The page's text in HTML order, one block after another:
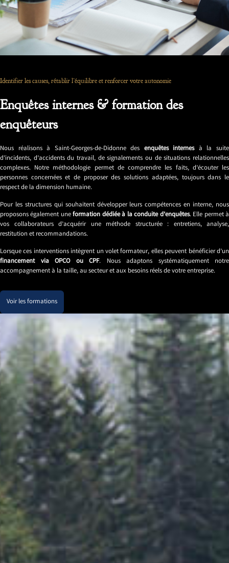
Identifier les causes, rétablir l’équilibre et renforcer votre autonomie
Enquêtes internes & formation des
enquêteurs
Nous réalisons à Saint-Georges-de-Didonne des enquêtes internesà la suite
d’incidents, d’accidents du travail, de signalements ou de situations relationnelles
complexes. Notre méthodologie permet de comprendre les faits, d’écouter les
personnes concernées et de proposer des solutions adaptées, toujours dans le
respect de la dimension humaine.
Pour les structures qui souhaitent développer leurs compétences en interne, nous
proposons également uneformation dédiée à la conduite d’enquêtes. Elle permet à
vos collaborateurs d’acquérir une méthode structurée : entretiens, analyse,
restitution et recommandations.
Lorsque ces interventions intègrent un volet formateur, elles peuvent bénéficier d’un
financement via OPCO ou CPF. Nous adaptons systématiquement notre
accompagnement à la taille, au secteur et aux besoins réels de votre entreprise.
Voir les formations